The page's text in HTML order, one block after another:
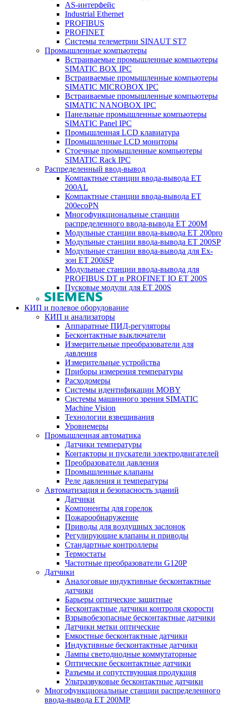
AS-интерфейс
Industrial Ethernet
PROFIBUS
PROFINET
Системы телеметрии SINAUT ST7
Промышленные компьютеры
Встраиваемые промышленные компьютеры
SIMATIC BOX IPC
Встраиваемые промышленные компьютеры
SIMATIC MICROBOX IPC
Встраиваемые промышленные компьютеры
SIMATIC NANOBOX IPC
Панельные промышленные компьютеры
SIMATIC Panel IPC
Промышленная LCD клавиатура
Промышленные LCD мониторы
Стоечные промышленные компьютеры
SIMATIC Rack IPC
Распределенный ввод-вывод
Компактные станции ввода-вывода ET
200AL
Компактные станции ввода-вывода ET
200ecoPN
Многофункциональные станции
распределенного ввода-вывода ET 200M
Модульные станции ввода-вывода ET 200pro
Модульные станции ввода-вывода ET 200SP
Модульные станции ввода-вывода для Ex-
зон ET 200iSP
Модульные станции ввода-вывода для
PROFIBUS DT и PROFINET IO ET 200S
Пусковые модули для ET 200S
КИП и полевое оборудование
КИП и анализаторы
Аппаратные ПИД-регуляторы
Бесконтактные выключатели
Измерительные преобразователи для
давления
Измерительные устройства
Приборы измерения температуры
Расходомеры
Системы идентификации MOBY
Системы машинного зрения SIMATIC
Machine Vision
Технологии взвешивания
Уровнемеры
Промышленная автоматика
Датчики температуры
Контакторы и пускатели электродвигателей
Преобразователи давления
Промышленные клапаны
Реле давления и температуры
Автоматизация и безопасность зданий
Датчики
Компоненты для горелок
Пожарообнаружение
Приводы для воздушных заслонок
Регулирующие клапаны и приводы
Стандартные контроллеры
Термостаты
Частотные преобразователи G120P
Датчики
Аналоговые индуктивные бесконтактные
датчики
Барьеры оптические защитные
Бесконтактные датчики контроля скорости
Взрывобезопасные бесконтактные датчики
Датчики метки оптические
Емкостные бесконтактные датчики
Индуктивные бесконтактные датчики
Лампы светодиодные коммутаторные
Оптические бесконтактные датчики
Разъемы и сопутствующая продукция
Ультразвуковые бесконтактные датчики
Многофункциональные станции распределенного
ввода-вывода ET 200MP